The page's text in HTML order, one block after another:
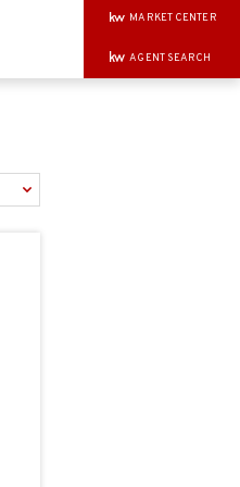
MARKET CENTER
AGENT SEARCH